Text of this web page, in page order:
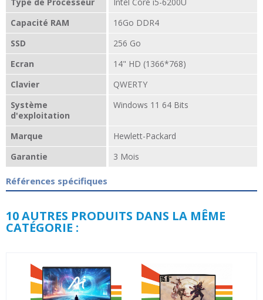
Capacité RAM
16Go DDR4
SSD
256 Go
Ecran
14" HD (1366*768)
Clavier
QWERTY
Système
d'exploitation
Windows 11 64 Bits
Marque
Hewlett-Packard
Garantie
3 Mois
Références spécifiques
10 AUTRES PRODUITS DANS LA MÊME
CATÉGORIE :